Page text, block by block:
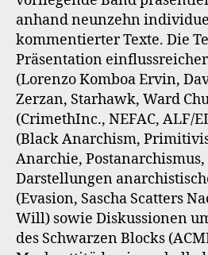
anhand neunzehn
kommentierter Texte. Die
Präsentation
(Lorenzo Komboa Ervin,
Zerzan, Starhawk, Ward
(CrimethInc., NEFAC, ALF/
(Black Anarchism,
Anarchie,
Darstellungen
(Evasion, Sascha Scatters
Will) sowie Diskussionen
des Schwarzen Blocks